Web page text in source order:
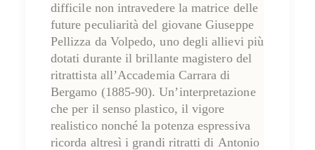
difficile non intravedere la matrice delle
future peculiarità del giovaneGiuseppe
Pellizza da Volpedo, uno degli allievi più
dotati durante il brillante magistero del
ritrattista all’Accademia Carrara di
Bergamo (1885-90). Un’interpretazione
che per il senso plastico, il vigore
realistico nonché la potenza espressiva
ricorda altresì i grandi ritratti di Antonio